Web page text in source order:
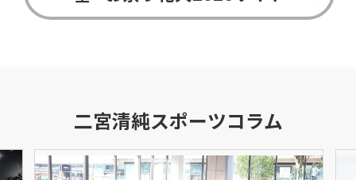
二宮清純スポーツコラム